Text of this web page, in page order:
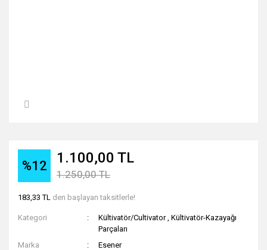
%12 1.100,00 TL
1.250,00 TL
183,33 TL den başlayan taksitlerle!
Kategori Kültivatör/Cultivator ,Kültivatör-Kazayağı
Parçaları
Marka
Esener